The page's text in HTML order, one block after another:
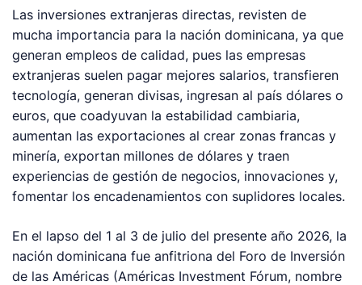
Las inversiones extranjeras directas, revisten de
mucha importancia para la nación dominicana, ya que
generan empleos de calidad, pues las empresas
extranjeras suelen pagar mejores salarios, transfieren
tecnología, generan divisas, ingresan al país dólares o
euros, que coadyuvan la estabilidad cambiaria,
aumentan las exportaciones al crear zonas francas y
minería, exportan millones de dólares y traen
experiencias de gestión de negocios, innovaciones y,
fomentar los encadenamientos con suplidores locales.
En el lapso del 1 al 3 de julio del presente año 2026, la
nación dominicana fue anfitriona del Foro de Inversión
de las Américas (Américas Investment Fórum, nombre